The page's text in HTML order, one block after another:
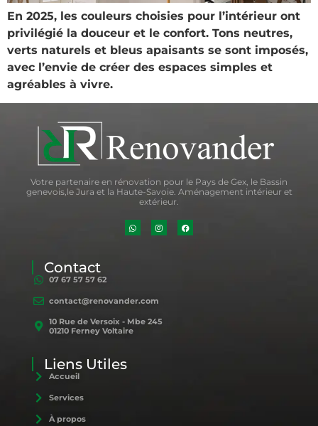
En 2025, les couleurs choisies pour l’intérieur ont
privilégié la douceur et le confort. Tons neutres,
verts naturels et bleus apaisants se sont imposés,
avec l’envie de créer des espaces simples et
agréables à vivre.
Votre partenaire en rénovation pour le Pays de Gex, le Bassin
genevois,le Jura et la Haute-Savoie. Aménagement intérieur et
extérieur.
Contact
07 67 57 57 62
contact@renovander.com
10 Rue de Versoix - Mbe 245
01210 Ferney Voltaire
Liens Utiles
Accueil
Services
À propos